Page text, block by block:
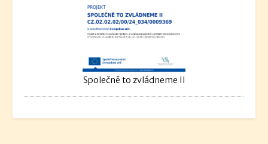
Společně to zvládneme II